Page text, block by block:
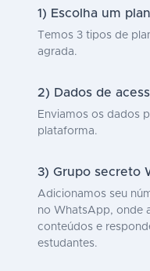
1) Escolha um
Temos 3 tipos de
agrada.
2) Dados de
Enviamos os dados
plataforma.
3) Grupo secreto
Adicionamos seu
no WhatsApp, onde
conteúdos e
estudantes.